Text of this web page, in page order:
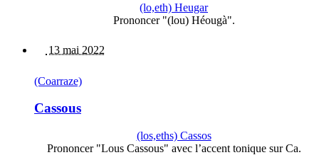
(lo,eth) Heugar
Prononcer "(lou) Héougà".
13 mai 2022
(Coarraze)
Cassous
(los,eths) Cassos
Prononcer "Lous Cassous" avec l’accent tonique sur Ca.